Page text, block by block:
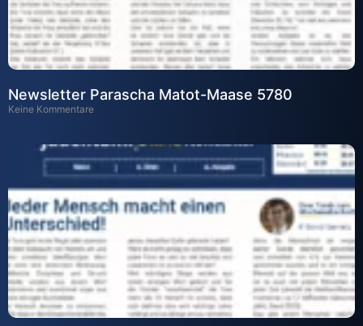
Newsletter Parascha Matot-Maase 5780
Keine Kommentare